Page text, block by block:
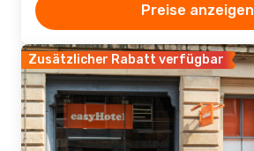
Preise anzeigen
Zusätzlicher Rabatt verfügbar